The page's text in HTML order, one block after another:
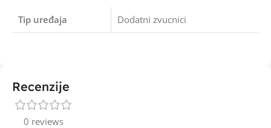
Tip uređaja Dodatni zvucnici
Recenzije
0 reviews